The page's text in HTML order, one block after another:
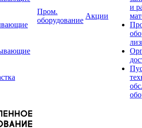
Пром.
оборудование
Акции
и